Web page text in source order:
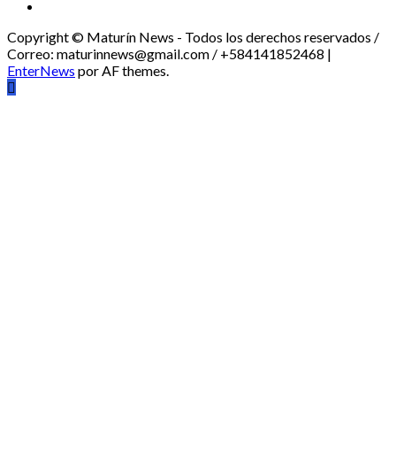
Copyright © Maturín News - Todos los derechos reservados /
Correo: maturinnews@gmail.com / +584141852468 |
EnterNews por AF themes.